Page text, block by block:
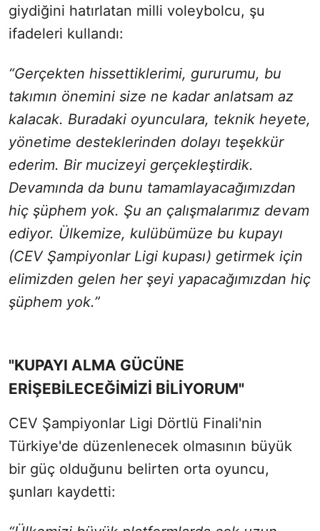
giydiğini hatırlatan milli voleybolcu, şu
ifadeleri kullandı:
“Gerçekten hissettiklerimi, gururumu, bu
takımın önemini size ne kadar anlatsam az
kalacak. Buradaki oyunculara, teknik heyete,
yönetime desteklerinden dolayı teşekkür
ederim. Bir mucizeyi gerçekleştirdik.
Devamında da bunu tamamlayacağımızdan
hiç şüphem yok. Şu an çalışmalarımız devam
ediyor. Ülkemize, kulübümüze bu kupayı
(CEV Şampiyonlar Ligi kupası) getirmek için
elimizden gelen her şeyi yapacağımızdan hiç
şüphem yok.”
"KUPAYI ALMA GÜCÜNE
ERİŞEBİLECEĞİMİZİ BİLİYORUM"
CEV Şampiyonlar Ligi Dörtlü Finali'nin
Türkiye'de düzenlenecek olmasının büyük
bir güç olduğunu belirten orta oyuncu,
şunları kaydetti: